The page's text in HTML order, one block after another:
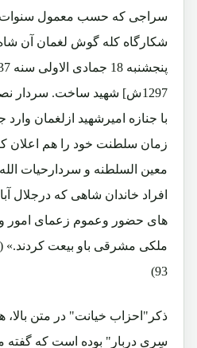
سراجی که حسب معمول سنوات
شکارگاه کله گوش لغمان آن
1297ش] شهید ساخت. سردار
با جنازه امیرشهید ازلغمان
زمان سلطنت خود را هم اعلان
معین السلطنه و سردارحیات
افراد خاندان شاهی که درجلال
های حضور وعموم زعمای امور و
93)
ذکر"احزاب خیانت" در متن بالا،
سِری دربار" بوده است که گفته